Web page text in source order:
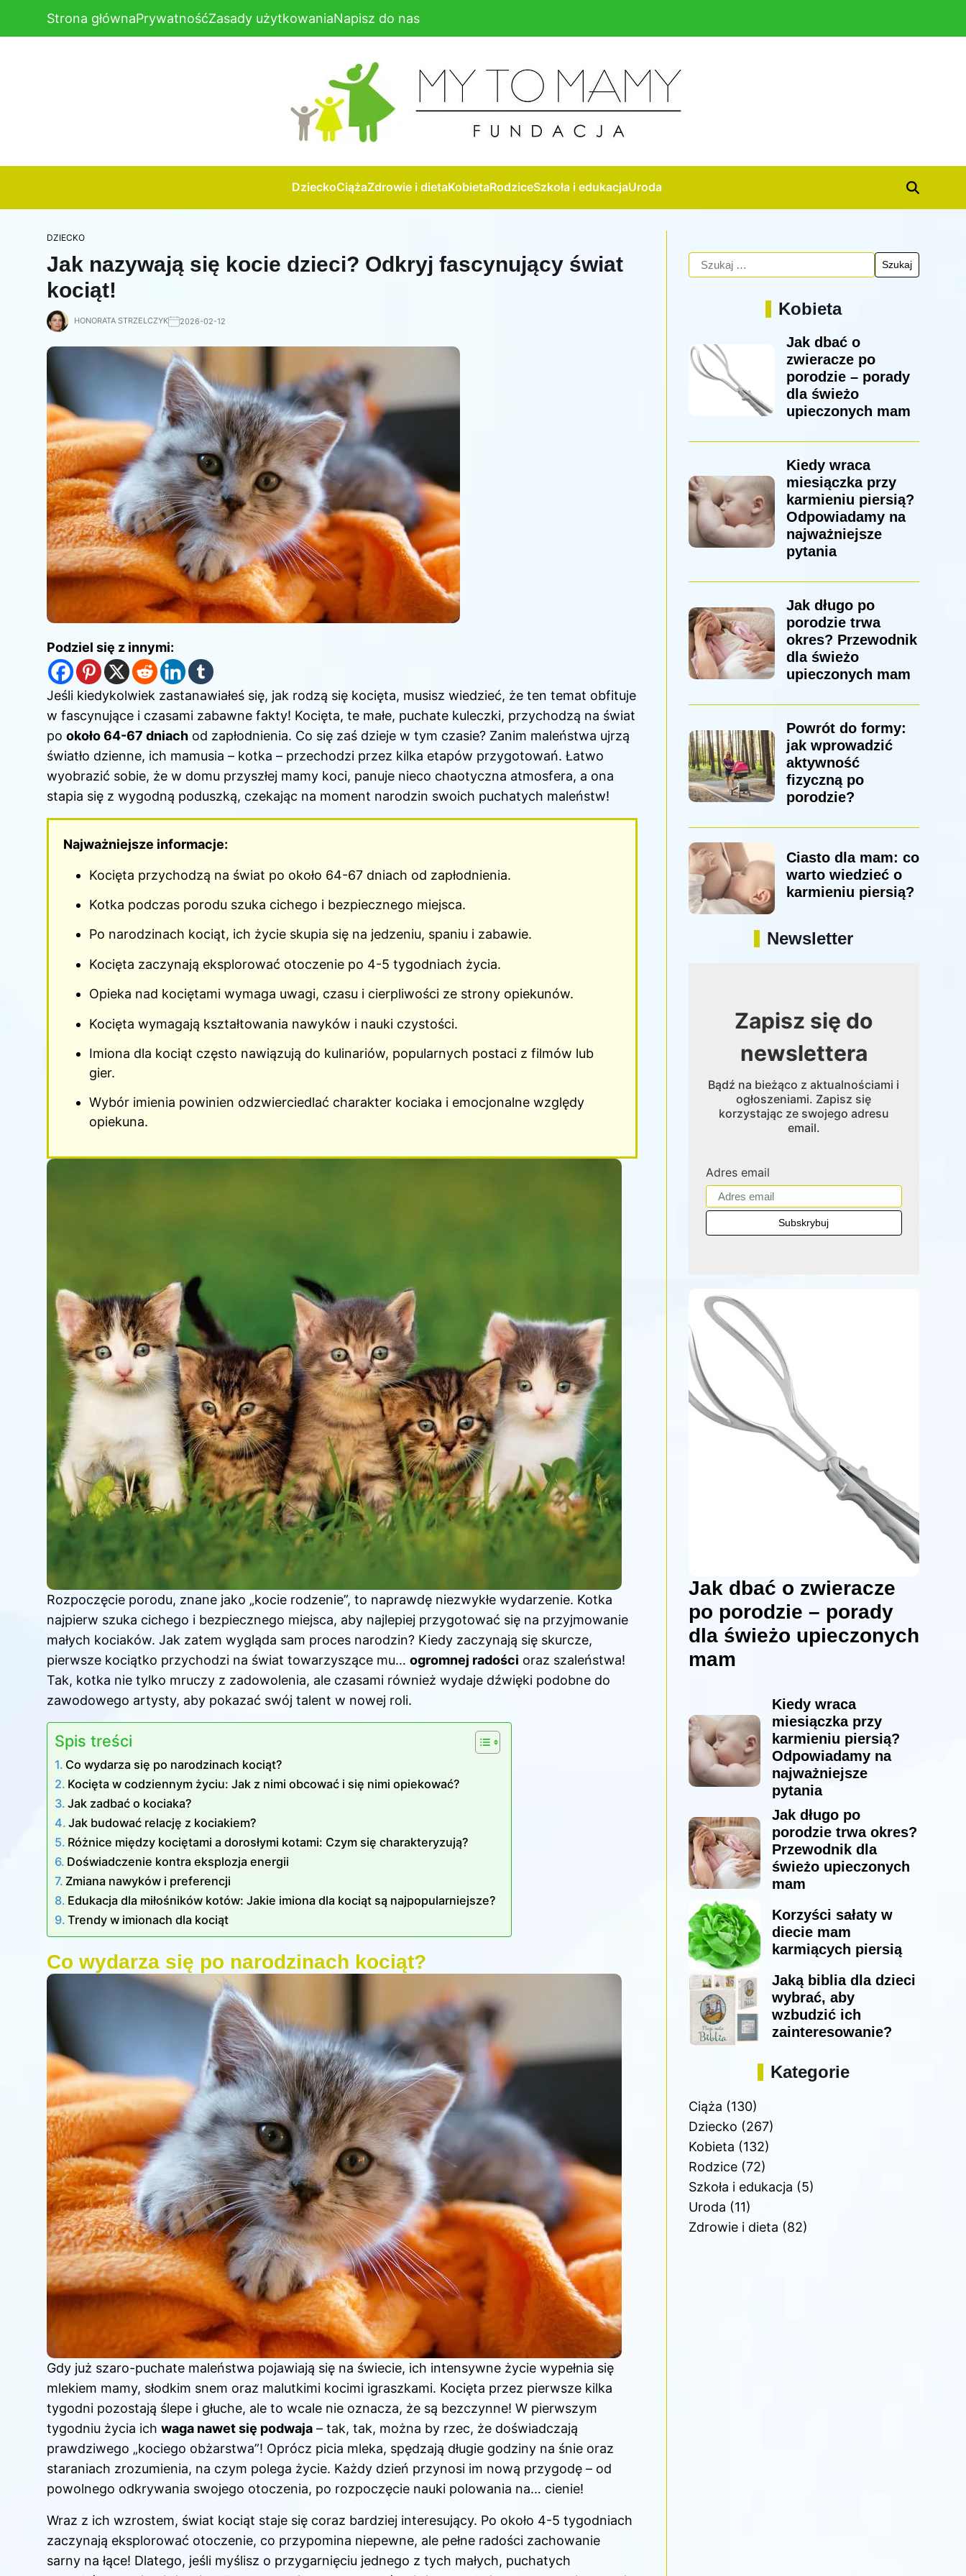
Strona głównaPrywatnośćZasady użytkowaniaNapisz do nas
DzieckoCiążaZdrowie i dietaKobietaRodziceSzkoła i edukacjaUroda
DZIECKO
Jak nazywają się kocie dzieci? Odkryj fascynujący świat
kociąt!
HONORATA STRZELCZYK 2026-02-12
Podziel się z innymi:
Jeśli kiedykolwiek zastanawiałeś się, jak rodzą się kocięta, musisz wiedzieć, że ten temat obfituje
w fascynujące i czasami zabawne fakty! Kocięta, te małe, puchate kuleczki, przychodzą na świat
po około 64-67 dniach od zapłodnienia. Co się zaś dzieje w tym czasie? Zanim maleństwa ujrzą
światło dzienne, ich mamusia – kotka – przechodzi przez kilka etapów przygotowań. Łatwo
wyobrazić sobie, że w domu przyszłej mamy koci, panuje nieco chaotyczna atmosfera, a ona
stapia się z wygodną poduszką, czekając na moment narodzin swoich puchatych maleństw!
Najważniejsze informacje:
Kocięta przychodzą na świat po około 64-67 dniach od zapłodnienia.
Kotka podczas porodu szuka cichego i bezpiecznego miejsca.
Po narodzinach kociąt, ich życie skupia się na jedzeniu, spaniu i zabawie.
Kocięta zaczynają eksplorować otoczenie po 4-5 tygodniach życia.
Opieka nad kociętami wymaga uwagi, czasu i cierpliwości ze strony opiekunów.
Kocięta wymagają kształtowania nawyków i nauki czystości.
Imiona dla kociąt często nawiązują do kulinariów, popularnych postaci z filmów lub
gier.
Wybór imienia powinien odzwierciedlać charakter kociaka i emocjonalne względy
opiekuna.
Rozpoczęcie porodu, znane jako „kocie rodzenie”, to naprawdę niezwykłe wydarzenie. Kotka
najpierw szuka cichego i bezpiecznego miejsca, aby najlepiej przygotować się na przyjmowanie
małych kociaków. Jak zatem wygląda sam proces narodzin? Kiedy zaczynają się skurcze,
pierwsze kociątko przychodzi na świat towarzyszące mu… ogromnej radości oraz szaleństwa!
Tak, kotka nie tylko mruczy z zadowolenia, ale czasami również wydaje dźwięki podobne do
zawodowego artysty, aby pokazać swój talent w nowej roli.
Spis treści
Co wydarza się po narodzinach kociąt?
Kocięta w codziennym życiu: Jak z nimi obcować i się nimi opiekować?
Jak zadbać o kociaka?
Jak budować relację z kociakiem?
Różnice między kociętami a dorosłymi kotami: Czym się charakteryzują?
Doświadczenie kontra eksplozja energii
Zmiana nawyków i preferencji
Edukacja dla miłośników kotów: Jakie imiona dla kociąt są najpopularniejsze?
Trendy w imionach dla kociąt
Co wydarza się po narodzinach kociąt?
Gdy już szaro-puchate maleństwa pojawiają się na świecie, ich intensywne życie wypełnia się
mlekiem mamy, słodkim snem oraz malutkimi kocimi igraszkami. Kocięta przez pierwsze kilka
tygodni pozostają ślepe i głuche, ale to wcale nie oznacza, że są bezczynne! W pierwszym
tygodniu życia ich waga nawet się podwaja – tak, tak, można by rzec, że doświadczają
prawdziwego „kociego obżarstwa”! Oprócz picia mleka, spędzają długie godziny na śnie oraz
staraniach zrozumienia, na czym polega życie. Każdy dzień przynosi im nową przygodę – od
powolnego odkrywania swojego otoczenia, po rozpoczęcie nauki polowania na… cienie!
Wraz z ich wzrostem, świat kociąt staje się coraz bardziej interesujący. Po około 4-5 tygodniach
zaczynają eksplorować otoczenie, co przypomina niepewne, ale pełne radości zachowanie
sarny na łące! Dlatego, jeśli myślisz o przygarnięciu jednego z tych małych, puchatych
Kobieta
Jak dbać o
zwieracze po
porodzie – porady
dla świeżo
upieczonych mam
Kiedy wraca
miesiączka przy
karmieniu piersią?
Odpowiadamy na
najważniejsze
pytania
Jak długo po
porodzie trwa
okres? Przewodnik
dla świeżo
upieczonych mam
Powrót do formy:
jak wprowadzić
aktywność
fizyczną po
porodzie?
Ciasto dla mam: co
warto wiedzieć o
karmieniu piersią?
Newsletter
Zapisz się do
newslettera
Bądź na bieżąco z aktualnościami i
ogłoszeniami. Zapisz się
korzystając ze swojego adresu
email.
Adres email
Jak dbać o zwieracze
po porodzie – porady
dla świeżo upieczonych
mam
Kiedy wraca
miesiączka przy
karmieniu piersią?
Odpowiadamy na
najważniejsze
pytania
Jak długo po
porodzie trwa okres?
Przewodnik dla
świeżo upieczonych
mam
Korzyści sałaty w
diecie mam
karmiących piersią
Jaką biblia dla dzieci
wybrać, aby
wzbudzić ich
zainteresowanie?
Kategorie
Ciąża (130)
Dziecko (267)
Kobieta (132)
Rodzice(72)
Szkoła i edukacja (5)
Uroda (11)
Zdrowie i dieta (82)